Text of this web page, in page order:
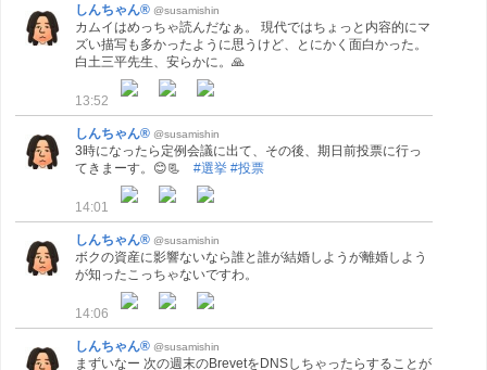
しんちゃん® @susamishin
カムイはめっちゃ読んだなぁ。 現代ではちょっと内容的にマ
ズい描写も多かったように思うけど、とにかく面白かった。
白土三平先生、安らかに。🙏
13:52
しんちゃん® @susamishin
3時になったら定例会議に出て、その後、期日前投票に行っ
てきまーす。😊📃 #選挙 #投票
14:01
しんちゃん® @susamishin
ボクの資産に影響ないなら誰と誰が結婚しようが離婚しよう
が知ったこっちゃないですわ。
14:06
しんちゃん® @susamishin
まずいなー 次の週末のBrevetをDNSしちゃったらすることが